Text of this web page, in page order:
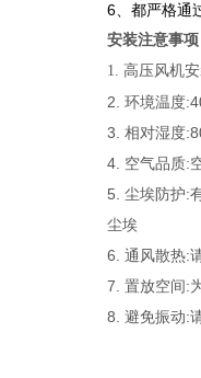
6、都严格通
安装注意事
1. 高压风机
2. 环境温度
3. 相对湿度
4. 空气品质:
5. 尘埃防护:
尘埃
6. 通风散热:
7. 置放空间:
8. 避免振动: